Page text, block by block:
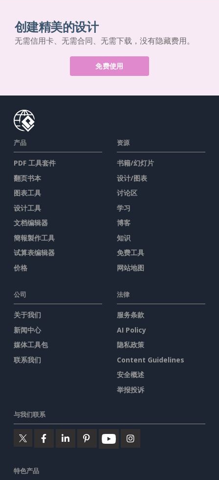
创建精美的设计
无需信用卡、无需合同、无需下载，没有隐藏费用。
免费使用
产品
PDF 工具套件
翻页书本
图表工具
设计工具
文档编辑器
簡報製作工具
试算表编辑器
价格
资源
书籍/幻灯片
设计/图表
讨论区
学习
博客
知识
免费工具
网站地图
公司
关于我们
新闻中心
媒体工具包
联系我们
法律
服务条款
AI Policy
隐私政策
Content Guidelines
安全概述
举报投诉
与我们联系
特色产品